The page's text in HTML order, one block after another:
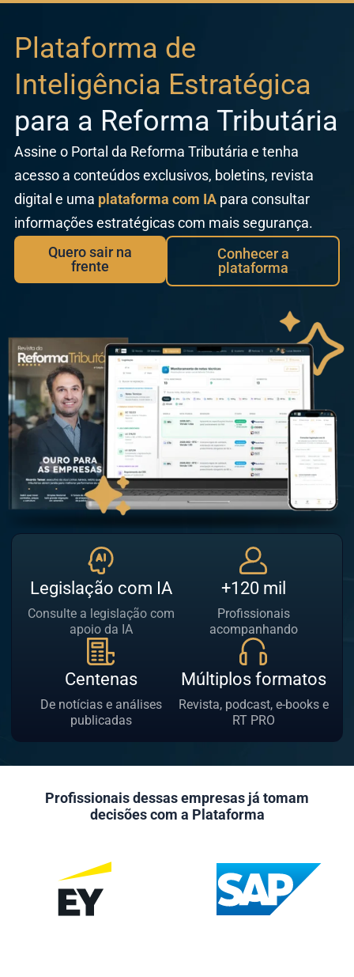
Plataforma de
Inteligência Estratégica
para a Reforma Tributária
Assine o Portal da Reforma Tributária e tenha
acesso a conteúdos exclusivos, boletins, revista
digital e uma plataforma com IA para consultar
informações estratégicas com mais segurança.
Quero sair na
frente
Conhecer a
plataforma
Legislação com IA
Consulte a legislação com
apoio da IA
+120 mil
Profissionais
acompanhando
Centenas
De notícias e análises
publicadas
Múltiplos formatos
Revista, podcast, e-books e
RT PRO
Profissionais dessas empresas já tomam
decisões com a Plataforma